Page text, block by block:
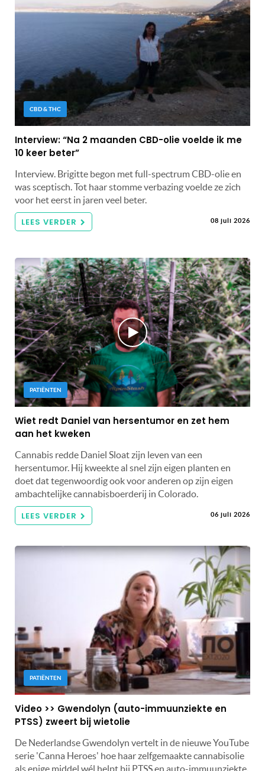
CBD & THC
Interview: “Na 2 maanden CBD-olie voelde ik me
10 keer beter”
Interview. Brigitte begon met full-spectrum CBD-olie en
was sceptisch. Tot haar stomme verbazing voelde ze zich
voor het eerst in jaren veel beter.
LEES VERDER 08 juli 2026
PATIËNTEN
Wiet redt Daniel van hersentumor en zet hem
aan het kweken
Cannabis redde Daniel Sloat zijn leven van een
hersentumor. Hij kweekte al snel zijn eigen planten en
doet dat tegenwoordig ook voor anderen op zijn eigen
ambachtelijke cannabisboerderij in Colorado.
LEES VERDER 06 juli 2026
PATIËNTEN
Video >> Gwendolyn (auto-immuunziekte en
PTSS) zweert bij wietolie
De Nederlandse Gwendolyn vertelt in de nieuwe YouTube
serie 'Canna Heroes' hoe haar zelfgemaakte cannabisolie
als enige middel wél helpt bij PTSS en auto-immuunziekte.